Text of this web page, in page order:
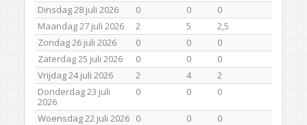
Dinsdag 28 juli 2026
0 0
0
Maandag 27 juli 2026
2 5
2,5
Zondag 26 juli 2026
0 0
0
Zaterdag 25 juli 2026
0 0
0
Vrijdag 24 juli 2026
2 4
2
Donderdag 23 juli
2026
0 0 0
Woensdag 22 juli 2026 0 0
0